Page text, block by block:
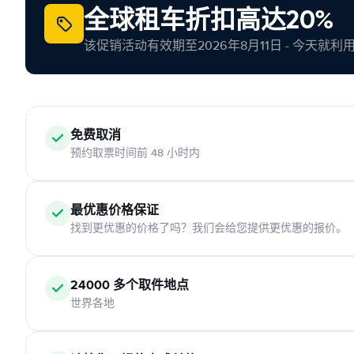
全球租车折扣高达20%
该促销活动有效期至2026年8月11日 - 今天就利用
免费取消
预约取票时间前 48 小时内
最优惠价格保证
找到更优惠的价格了吗？我们会给您提供更优惠的报价。
24000 多个取件地点
世界各地